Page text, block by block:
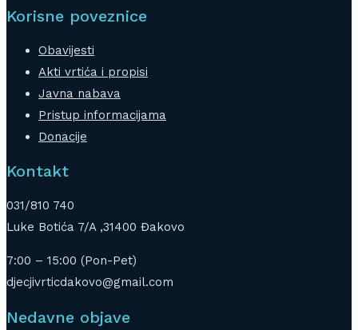
Korisne poveznice
Obavijesti
Akti vrtića i propisi
Javna nabava
Pristup informacijama
Donacije
Kontakt
031/810 740
Luke Botića 7/A ,31400 Đakovo
7:00 – 15:00 (Pon-Pet)
djecjivrticdakovo@gmail.com
Nedavne objave